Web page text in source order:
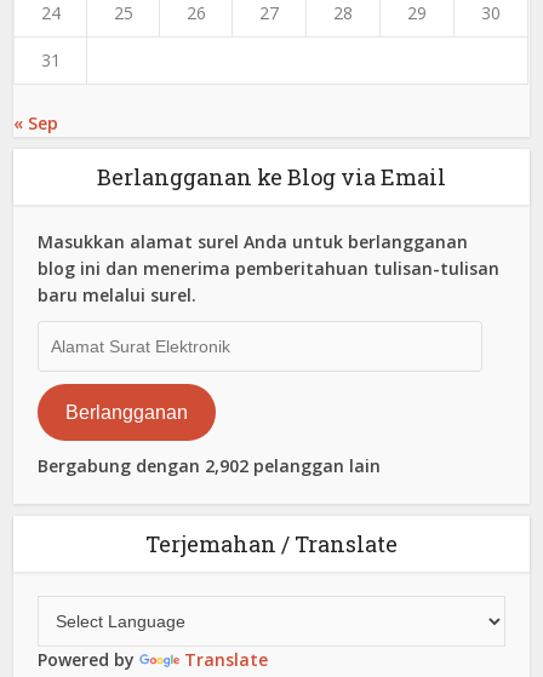
24 25 26 27 28 29 30
31
« Sep
Berlangganan ke Blog via Email
Masukkan alamat surel Anda untuk berlangganan
blog ini dan menerima pemberitahuan tulisan-tulisan
baru melalui surel.
Surat
Elektronik
Berlangganan
Bergabung dengan 2,902 pelanggan lain
Terjemahan / Translate
Powered by Translate